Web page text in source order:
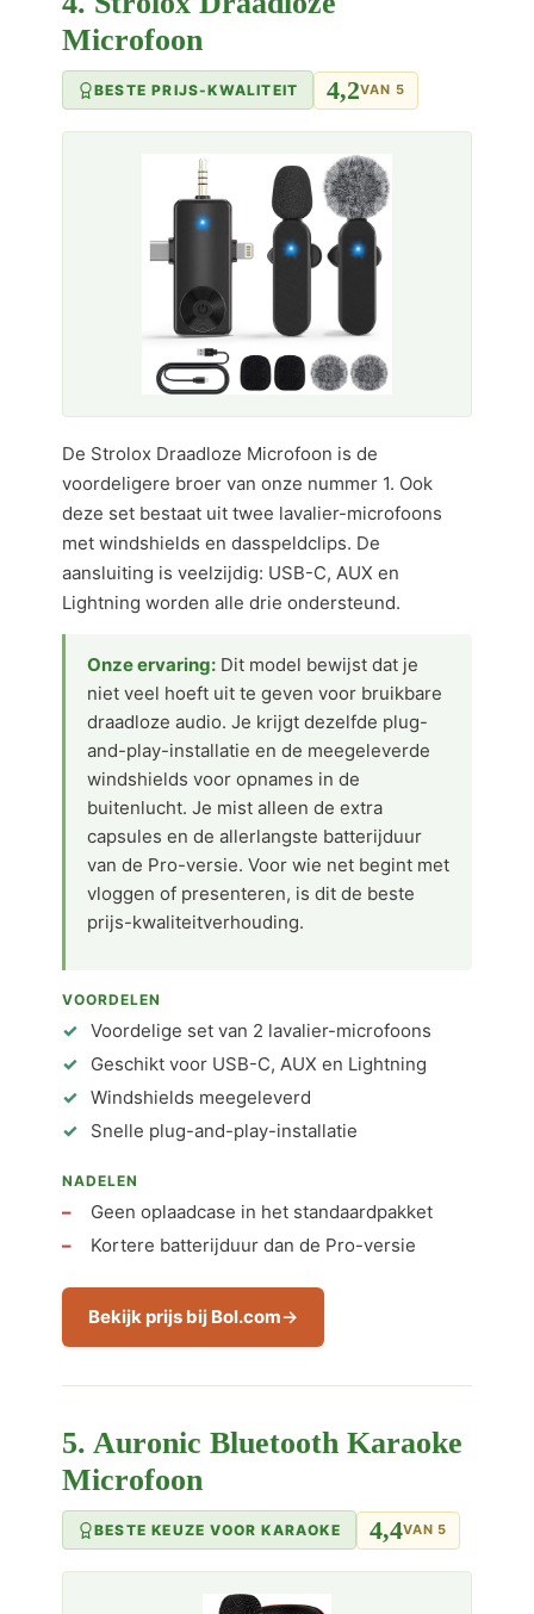
Microfoon
BESTE PRIJS-KWALITEIT 4,2VAN 5
De Strolox Draadloze Microfoon is de
voordeligere broer van onze nummer 1. Ook
deze set bestaat uit twee lavalier-microfoons
met windshields en dasspeldclips. De
aansluiting is veelzijdig: USB-C, AUX en
Lightning worden alle drie ondersteund.
Onze ervaring: Dit model bewijst dat je
niet veel hoeft uit te geven voor bruikbare
draadloze audio. Je krijgt dezelfde plug-
and-play-installatie en de meegeleverde
windshields voor opnames in de
buitenlucht. Je mist alleen de extra
capsules en de allerlangste batterijduur
van de Pro-versie. Voor wie net begint met
vloggen of presenteren, is dit de beste
prijs-kwaliteitverhouding.
VOORDELEN
Voordelige set van 2 lavalier-microfoons
Geschikt voor USB-C, AUX en Lightning
Windshields meegeleverd
Snelle plug-and-play-installatie
NADELEN
Geen oplaadcase in het standaardpakket
Kortere batterijduur dan de Pro-versie
Bekijk prijs bij Bol.com
5. Auronic Bluetooth Karaoke
Microfoon
BESTE KEUZE VOOR KARAOKE 4,4VAN 5